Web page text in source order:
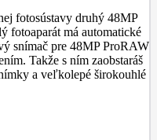
fotosústavy druhý 48MP
fotoaparát má automatické
snímač pre 48MP ProRAW
Takže s ním zaobstaráš
a veľkolepé širokouhlé